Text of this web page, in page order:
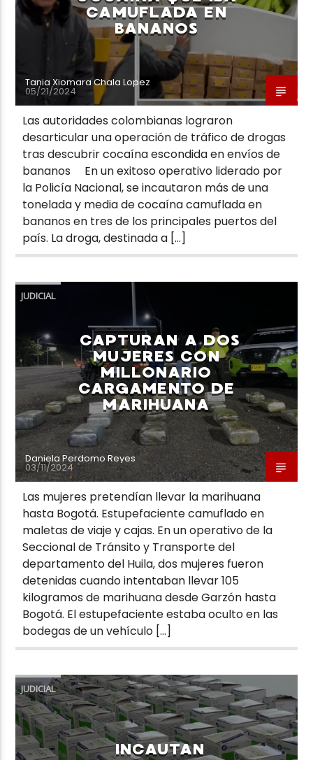
CAMUFLADA EN
BANANOS
Tania Xiomara Chala Lopez
05/21/2024
Las autoridades colombianas lograron
desarticular una operación de tráfico de drogas
tras descubrir cocaína escondida en envíos de
bananos En un exitoso operativo liderado por
la Policía Nacional, se incautaron más de una
tonelada y media de cocaína camuflada en
bananos en tres de los principales puertos del
país. La droga, destinada a […]
JUDICIAL
CAPTURAN A DOS
MUJERES CON
MILLONARIO
CARGAMENTO DE
MARIHUANA
Daniela Perdomo Reyes
03/11/2024
Las mujeres pretendían llevar la marihuana
hasta Bogotá. Estupefaciente camuflado en
maletas de viaje y cajas. En un operativo de la
Seccional de Tránsito y Transporte del
departamento del Huila, dos mujeres fueron
detenidas cuando intentaban llevar 105
kilogramos de marihuana desde Garzón hasta
Bogotá. El estupefaciente estaba oculto en las
bodegas de un vehículo […]
JUDICIAL
INCAUTAN